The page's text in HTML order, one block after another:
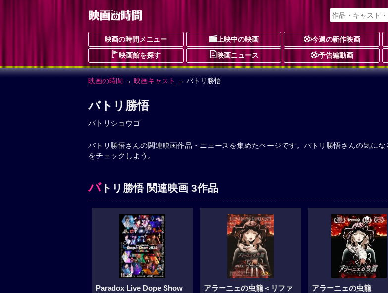
映画の時間メニュー 上映中の映画 今週の新作映画
映画館を探す 映画ニュース 予告編動画
映画の時間 → 映画キャスト → バトリ勝悟
バトリ勝悟
バトリショウゴ
バトリ勝悟さんの関連映画作品・ニュースを集めたページです。バトリ勝悟さんの気にな
をチェックしよう。
バトリ勝悟 関連映画 3作品
Paradox Live Dope Show
アラーニェの虫籠＜リファ
アラーニェの虫籠